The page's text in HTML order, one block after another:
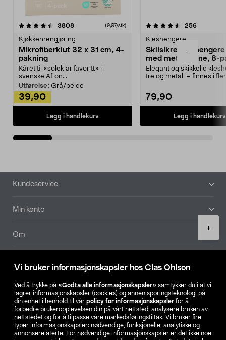
Vi bruker informasjonskapsler hos Clas Ohlson
Ved å trykke på «Godta alle informasjonskapsler» samtykker du i at vi
lagrer informasjonskapsler (cookies) og annen sporingsteknologi på
din enhet i henhold til vår policy for informasjonskapsler for å
forbedre brukeropplevelsen din på vårt nettsted, analysere bruken av
nettstedet og for å tilpasse våre markedsføringstiltak. Vi bruker fire
typer informasjonskapsler: nødvendige, funksjonelle, analytiske og
annonserelaterte. For nødvendige informasjonskapsler er det ikke noe
-
+
3808anmeldelser(9,97/stk)
Kjøkkenrengjøring
Mikrofiberklut 32 x 31 cm, 4-
pakning
Kåret til «soleklar favoritt» i
svenske Afton...
Utførelse: Grå/beige
39,90
Legg i handlekurv
4.5av 5 stjerner 256
Kleshengere
Sklisikre
med metallpinne, 8-
Elegant og skikkelig
tre og metall – finnes i
79,90
Legg i handlekurv
4.5av 5 stjerner
Bunntekst
Kundeservice
Min konto
Om
Våre selskaper
Finn din butikk
SE NO FI